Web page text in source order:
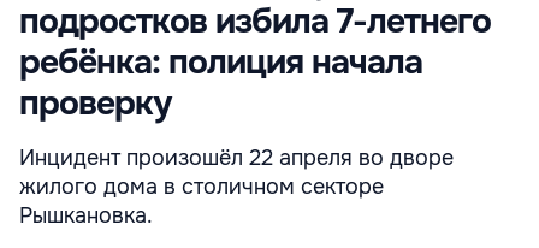
подростков избила 7-летнего
ребёнка: полиция начала
проверку
Инцидент произошёл 22 апреля во дворе
жилого дома в столичном секторе
Рышкановка.